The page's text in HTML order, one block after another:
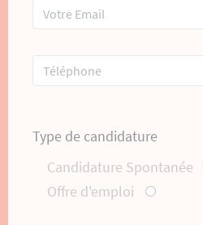
Type de candidature
Candidature Spontanée
Offre d'emploi